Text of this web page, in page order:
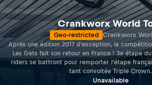
Crankworx World
Geo-restricted Crankworx
Après une édition 2017 d’exception, la
Les Gets fait son retour en France ! 3e étape
riders se battront pour remporter l’étape
tant convoitée Triple Crown.
Unavailable